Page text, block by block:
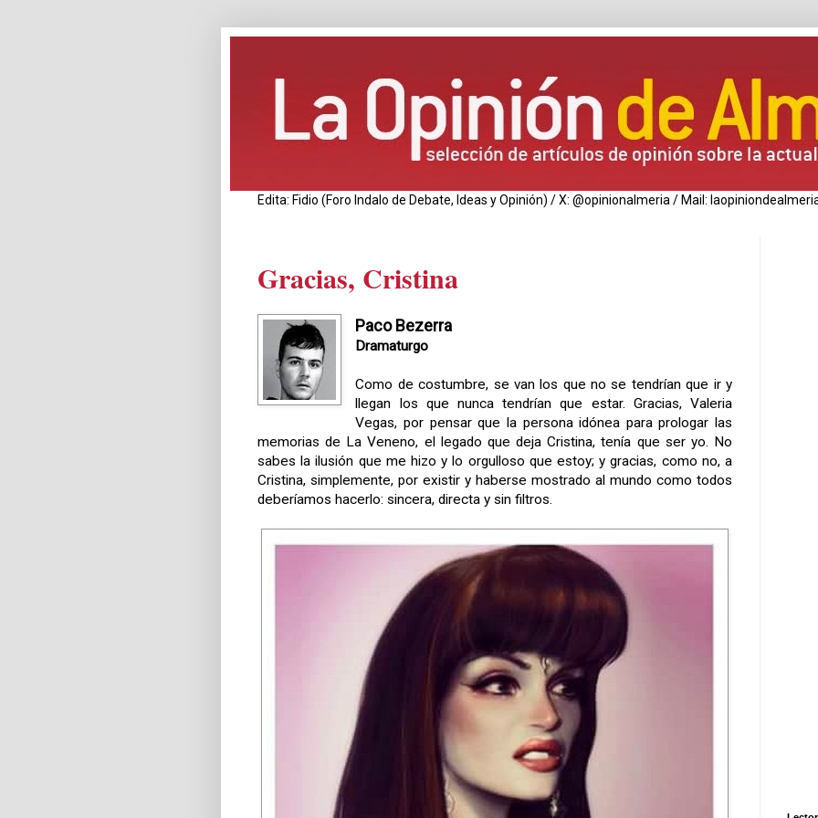
Edita: Fidio (Foro Indalo de Debate, Ideas y Opinión) / X: @opinionalmeria / Mail:
Gracias, Cristina
Paco Bezerra
Dramaturgo
Como de costumbre, se van los que no se tendrían que ir y
llegan los que nunca tendrían que estar. Gracias, Valeria
Vegas, por pensar que la persona idónea para prologar las
memorias de La Veneno, el legado que deja Cristina, tenía que ser yo. No
sabes la ilusión que me hizo y lo orgulloso que estoy; y gracias, como no, a
Cristina, simplemente, por existir y haberse mostrado al mundo como todos
deberíamos hacerlo: sincera, directa y sin filtros.